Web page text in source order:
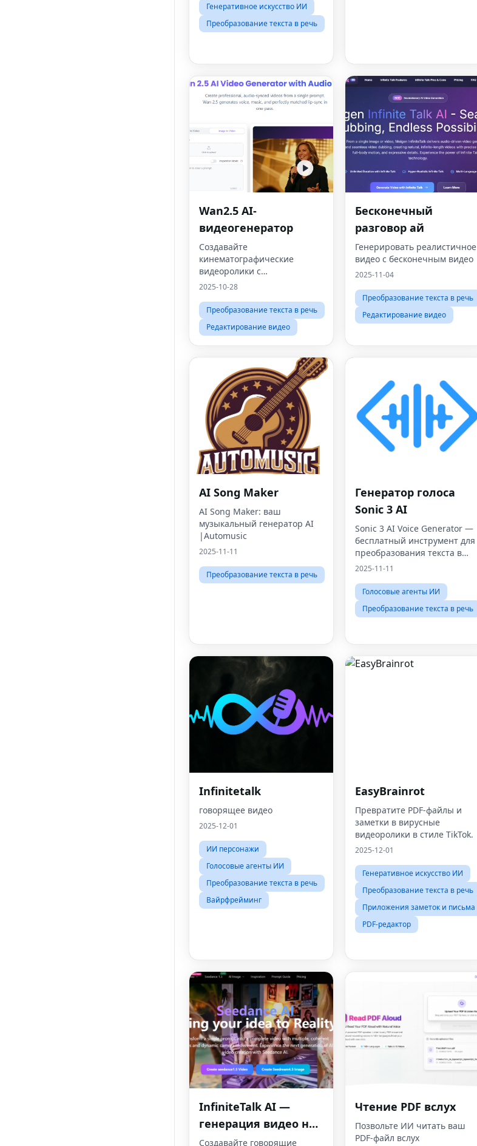
Генеративное искусство ИИ
Преобразование текста в речь
Wan2.5 AI-
видеогенератор
Создавайте
кинематографические
видеоролики с
искусственным интеллектом
базе видеогенератора
Wan2.5.
2025-10-28
Преобразование текста в речь
Редактирование видео
Бесконечный
разговор ай
Генерировать реалистичное
видео с бесконечным видео
2025-11-04
Преобразование текста в речь
Редактирование видео
AI Song Maker
AI Song Maker: ваш
музыкальный генератор AI
|Automusic
2025-11-11
Преобразование текста в речь
Генератор голоса
Sonic 3 AI
Sonic 3 AI Voice Generator —
бесплатный инструмент для
преобразования текста в
речь
2025-11-11
Голосовые агенты ИИ
Преобразование текста в речь
Infinitetalk
говорящее видео
2025-12-01
ИИ персонажи
Голосовые агенты ИИ
Преобразование текста в речь
Вайрфрейминг
EasyBrainrot
Превратите PDF-файлы и
заметки в вирусные
видеоролики в стиле TikTok.
2025-12-01
Генеративное искусство ИИ
Преобразование текста в речь
Приложения заметок и письма
PDF-редактор
InfiniteTalk AI —
генерация видео на
основе аудио без
Создавайте говорящие
Чтение PDF вслух
Позвольте ИИ читать ваш
PDF-файл вслух